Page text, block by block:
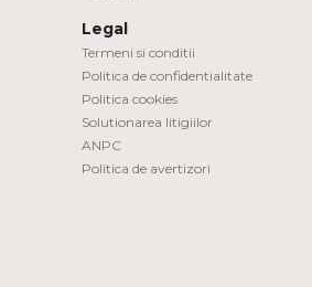
Legal
Termeni si conditii
Politica de confidentialitate
Politica cookies
Solutionarea litigiilor
ANPC
Politica de avertizori